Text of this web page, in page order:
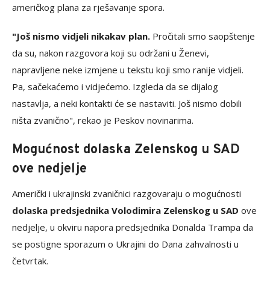
američkog plana za rješavanje spora.
"Još nismo vidjeli nikakav plan. Pročitali smo saopštenje
da su, nakon razgovora koji su održani u Ženevi,
napravljene neke izmjene u tekstu koji smo ranije vidjeli.
Pa, sačekaćemo i vidjećemo. Izgleda da se dijalog
nastavlja, a neki kontakti će se nastaviti. Još nismo dobili
ništa zvanično", rekao je Peskov novinarima.
Mogućnost dolaska Zelenskog u SAD
ove nedjelje
Američki i ukrajinski zvaničnici razgovaraju o mogućnosti
dolaska predsjednika Volodimira Zelenskog u SAD ove
nedjelje, u okviru napora predsjednika Donalda Trampa da
se postigne sporazum o Ukrajini do Dana zahvalnosti u
četvrtak.